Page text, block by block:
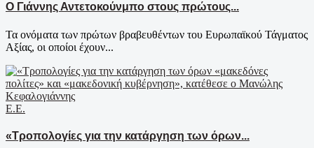
Ο Γιάννης Αντετοκούνμπο στους πρώτους...
Τα ονόματα των πρώτων βραβευθέντων του Ευρωπαϊκού Τάγματος
Αξίας, οι οποίοι έχουν...
Ε.Ε.
«Τροπολογίες για την κατάργηση των όρων...